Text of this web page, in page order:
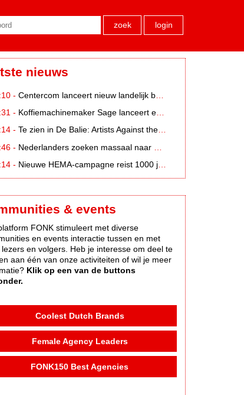
zoek login
nieuws
- Centercom lanceert nieuw landelijk buitereclamenetwerk: City Cubes
- Koffiemachinemaker Sage lanceert e-commerceplatform voor koffieliefhebbers
- Te zien in De Balie: Artists Against the Kremlin III
- Nederlanders zoeken massaal naar eclipsbrillen op Marktplaats
- Nieuwe HEMA-campagne reist 1000 jaar terug in de tijd naar 'Hemastein'
& events
FONK stimuleert met diverse
en events interactie tussen en met
lezers en volgers. Heb je interesse om deel te
aan één van onze activiteiten of wil je meer
Klik op een van de buttons
Coolest Dutch Brands
Female Agency Leaders
FONK150 Best Agencies